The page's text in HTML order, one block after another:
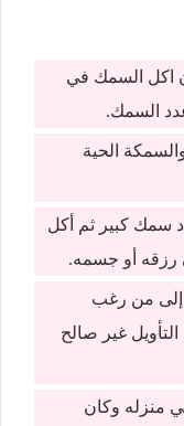
اكل السمك في
السمك.
الحية
سمك كبير ثم أكل
رزقه أو جسمه.
إلى من رغب
غير صالح
منزله وكان